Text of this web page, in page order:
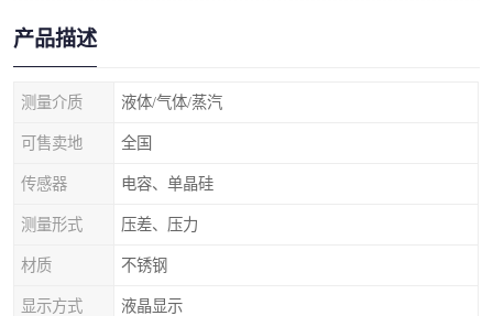
产品描述
测量介质 液体/气体/蒸汽
可售卖地 全国
传感器 电容、单晶硅
测量形式 压差、压力
材质 不锈钢
显示方式 液晶显示